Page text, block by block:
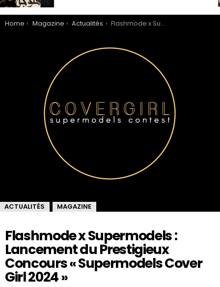
You are here:
Home Magazine Actualités Flashmode x Supermodels : Lancement du Prestigieux Concours « Supermodels Cover Girl 2024 »
ACTUALITÉS , MAGAZINE
Flashmode x Supermodels :
Lancement du Prestigieux
Concours « Supermodels Cover
Girl 2024 »